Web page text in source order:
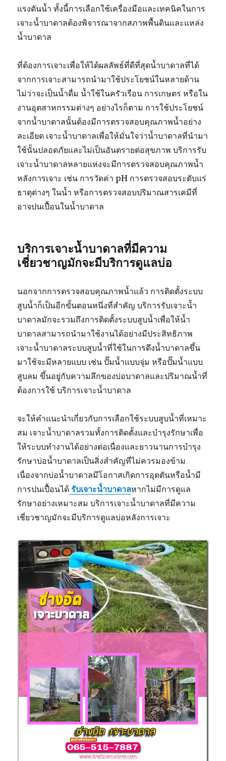
แรงดันน้ำ ทั้งนี้การเลือกใช้เครื่องมือและเทคนิคในการ
เจาะน้ำบาดาลต้องพิจารณาจากสภาพพื้นดินและแหล่ง
น้ำบาดาล
ที่ต้องการเจาะเพื่อให้ได้ผลลัพธ์ที่ดีที่สุดน้ำบาดาลที่ได้
จากการเจาะสามารถนำมาใช้ประโยชน์ในหลายด้าน
ไม่ว่าจะเป็นน้ำดื่ม น้ำใช้ในครัวเรือน การเกษตร หรือใน
งานอุตสาหกรรมต่างๆ อย่างไรก็ตาม การใช้ประโยชน์
จากน้ำบาดาลนั้นต้องมีการตรวจสอบคุณภาพน้ำอย่าง
ละเอียด เจาะน้ำบาดาลเพื่อให้มั่นใจว่าน้ำบาดาลที่นำมา
ใช้นั้นปลอดภัยและไม่เป็นอันตรายต่อสุขภาพ บริการรับ
เจาะน้ำบาดาลหลายแห่งจะมีการตรวจสอบคุณภาพน้ำ
หลังการเจาะ เช่น การวัดค่า pH การตรวจสอบระดับแร่
ธาตุต่างๆ ในน้ำ หรือการตรวจสอบปริมาณสารเคมีที่
อาจปนเปื้อนในน้ำบาดาล
บริการเจาะน้ำบาดาลที่มีความ
เชี่ยวชาญมักจะมีบริการดูแลบ่อ
นอกจากการตรวจสอบคุณภาพน้ำแล้ว การติดตั้งระบบ
สูบน้ำก็เป็นอีกขั้นตอนหนึ่งที่สำคัญ บริการรับเจาะน้ำ
บาดาลมักจะรวมถึงการติดตั้งระบบสูบน้ำเพื่อให้น้ำ
บาดาลสามารถนำมาใช้งานได้อย่างมีประสิทธิภาพ
เจาะน้ำบาดาลระบบสูบน้ำที่ใช้ในการดึงน้ำบาดาลขึ้น
มาใช้จะมีหลายแบบ เช่น ปั๊มน้ำแบบจุ่ม หรือปั๊มน้ำแบบ
สูบลม ขึ้นอยู่กับความลึกของบ่อบาดาลและปริมาณน้ำที่
ต้องการใช้ บริการเจาะน้ำบาดาล
จะให้คำแนะนำเกี่ยวกับการเลือกใช้ระบบสูบน้ำที่เหมาะ
สม เจาะน้ำบาดาลรวมทั้งการติดตั้งและบำรุงรักษาเพื่อ
ให้ระบบทำงานได้อย่างต่อเนื่องและยาวนานการบำรุง
รักษาบ่อน้ำบาดาลเป็นสิ่งสำคัญที่ไม่ควรมองข้าม
เนื่องจากบ่อน้ำบาดาลมีโอกาสเกิดการอุดตันหรือน้ำมี
การปนเปื้อนได้ รับเจาะน้ำบาดาลหากไม่มีการดูแล
รักษาอย่างเหมาะสม บริการเจาะน้ำบาดาลที่มีความ
เชี่ยวชาญมักจะมีบริการดูแลบ่อหลังการเจาะ